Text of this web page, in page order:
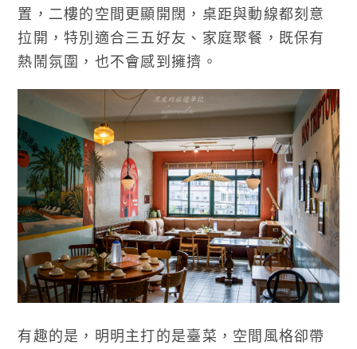
置，二樓的空間更顯開闊，桌距與動線都刻意
拉開，特別適合三五好友、家庭聚餐，既保有
熱鬧氛圍，也不會感到擁擠。
有趣的是，明明主打的是臺菜，空間風格卻帶